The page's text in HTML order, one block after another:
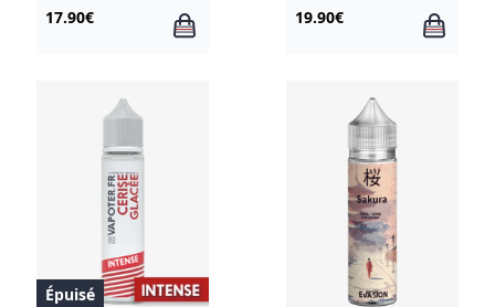
17.90€ 19.90€
Épuisé